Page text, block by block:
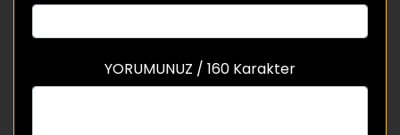
YORUMUNUZ / 160 Karakter